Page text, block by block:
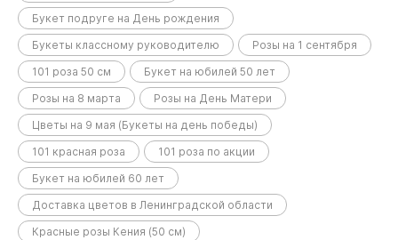
Букет подруге на День рождения
Букеты классному руководителю
Розы на 1 сентября
101 роза 50 см
Букет на юбилей 50 лет
Розы на 8 марта
Розы на День Матери
Цветы на 9 мая (Букеты на день победы)
101 красная роза
101 роза по акции
Букет на юбилей 60 лет
Доставка цветов в Ленинградской области
Красные розы Кения (50 см)